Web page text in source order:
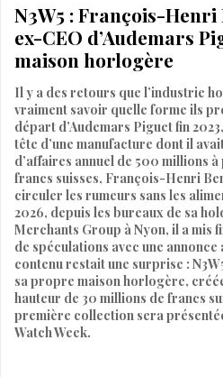
N3W5 : François-Henri
ex-CEO d’Audemars
maison horlogère
Il y a des retours que l’industrie
vraiment savoir quelle forme ils
départ d’Audemars Piguet fin
tête d’une manufacture dont il
d’affaires annuel de 500 millions
francs suisses, François-Henri
circuler les rumeurs sans les
2026, depuis les bureaux de sa
Merchants Group à Nyon, il a mis
de spéculations avec une annonce
contenu restait une surprise :
sa propre maison horlogère,
hauteur de 30 millions de francs
première collection sera
Watch Week.